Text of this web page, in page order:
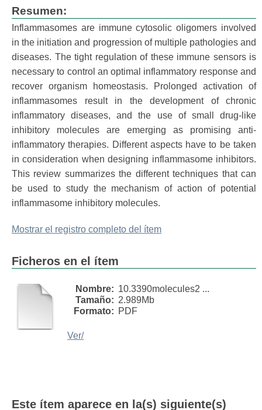
Resumen:
Inflammasomes are immune cytosolic oligomers involved
in the initiation and progression of multiple pathologies and
diseases. The tight regulation of these immune sensors is
necessary to control an optimal inflammatory response and
recover organism homeostasis. Prolonged activation of
inflammasomes result in the development of chronic
inflammatory diseases, and the use of small drug-like
inhibitory molecules are emerging as promising anti-
inflammatory therapies. Different aspects have to be taken
in consideration when designing inflammasome inhibitors.
This review summarizes the different techniques that can
be used to study the mechanism of action of potential
inflammasome inhibitory molecules.
Mostrar el registro completo del ítem
Ficheros en el ítem
Nombre: 10.3390molecules2 ...
Tamaño: 2.989Mb
Formato: PDF
Ver/
Este ítem aparece en la(s) siguiente(s)